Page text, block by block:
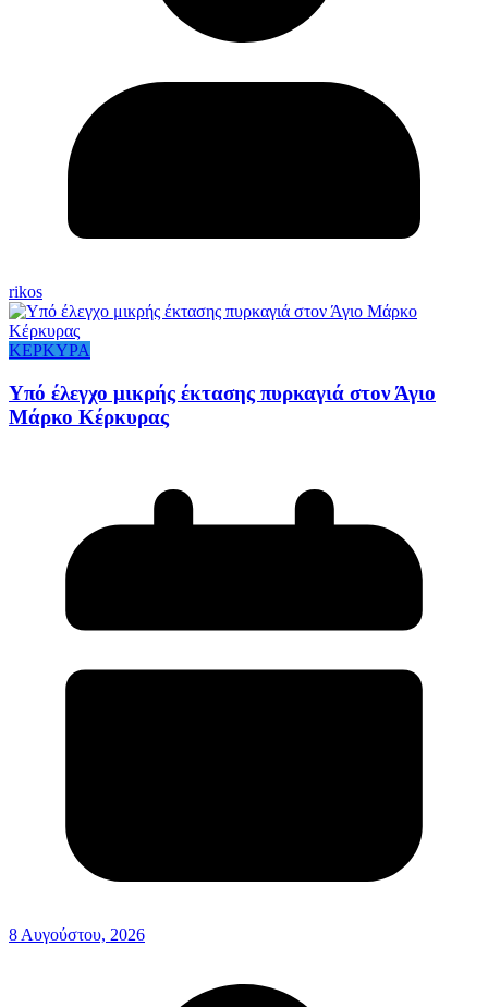
rikos
ΚΕΡΚΥΡΑ
Υπό έλεγχο μικρής έκτασης πυρκαγιά στον Άγιο
Μάρκο Κέρκυρας
8 Αυγούστου, 2026